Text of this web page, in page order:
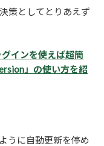
策としてとりあえず
インを使えば超簡
」の使い方を紹
うに自動更新を停め